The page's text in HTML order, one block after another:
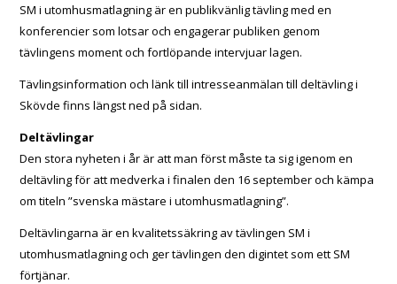
SM i utomhusmatlagning är en publikvänlig tävling med en
konferencier som lotsar och engagerar publiken genom
tävlingens moment och fortlöpande intervjuar lagen.
Tävlingsinformation och länk till intresseanmälan till deltävling i
Skövde finns längst ned på sidan.
Deltävlingar
Den stora nyheten i år är att man först måste ta sig igenom en
deltävling för att medverka i finalen den 16 september och kämpa
om titeln ”svenska mästare i utomhusmatlagning”.
Deltävlingarna är en kvalitetssäkring av tävlingen SM i
utomhusmatlagning och ger tävlingen den digintet som ett SM
förtjänar.